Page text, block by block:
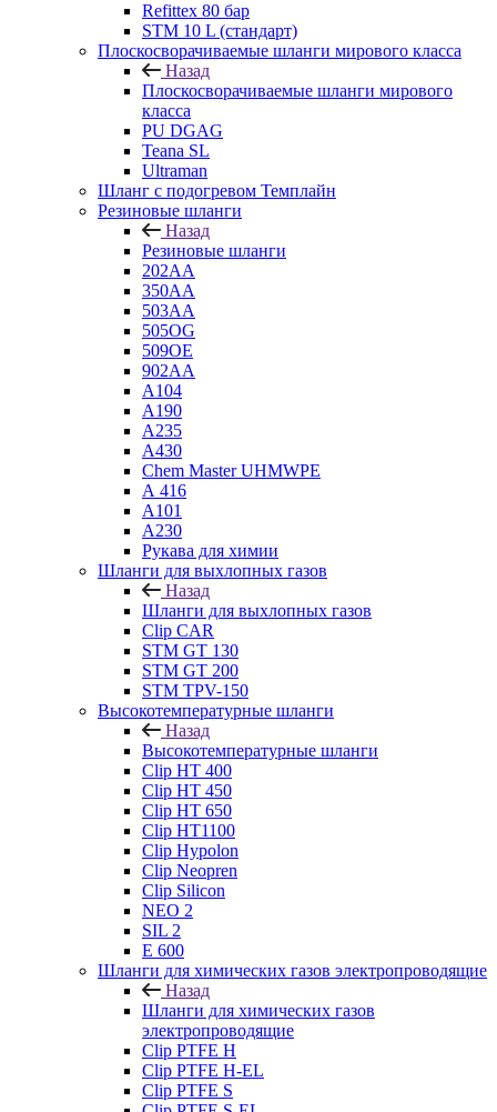
Refittex 80 бар
STM 10 L (стандарт)
Плоскосворачиваемые шланги мирового класса
Назад
Плоскосворачиваемые шланги мирового
класса
PU DGAG
Teana SL
Ultraman
Шланг с подогревом Темплайн
Резиновые шланги
Назад
Резиновые шланги
202АА
350АА
503АА
505OG
509ОЕ
902АА
A104
A190
A235
A430
Chem Master UHMWPE
А 416
А101
А230
Рукава для химии
Шланги для выхлопных газов
Назад
Шланги для выхлопных газов
Clip CAR
STM GT 130
STM GT 200
STM TPV-150
Высокотемпературные шланги
Назад
Высокотемпературные шланги
Clip HT 400
Clip HT 450
Clip HT 650
Clip HT1100
Clip Hypolon
Clip Neopren
Clip Silicon
NEO 2
SIL 2
Е 600
Шланги для химических газов электропроводящие
Назад
Шланги для химических газов
электропроводящие
Clip PTFE H
Clip PTFE H-EL
Clip PTFE S